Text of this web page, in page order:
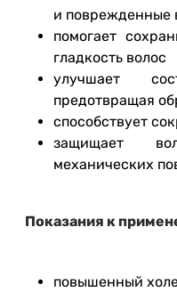
и поврежденные
помогает
гладкость волос
улучшает
предотвращая
способствует
защищает
механических
Показания к
повышенный